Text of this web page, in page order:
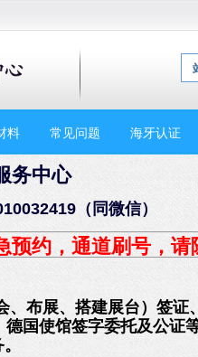
料 常见问题 海牙认证
务中心
（同微信）
预约 ，通道刷号，
、布展、搭建展台）签
国使馆签字委托及公